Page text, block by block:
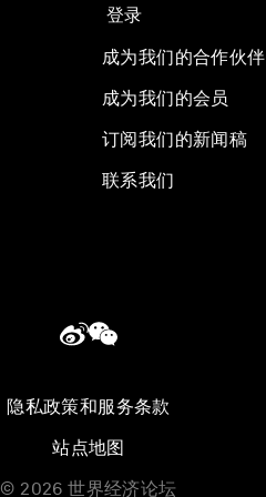
登录
成为我们的合作伙伴
成为我们的会员
订阅我们的新闻稿
联系我们
隐私政策和服务条款
站点地图
© 2026 世界经济论坛